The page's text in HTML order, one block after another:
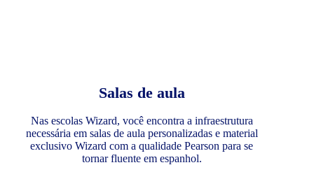
Salas de aula
Nas escolas Wizard, você encontra a infraestrutura
necessária em salas de aula personalizadas e material
exclusivo Wizard com a qualidade Pearson para se
tornar fluente em espanhol.